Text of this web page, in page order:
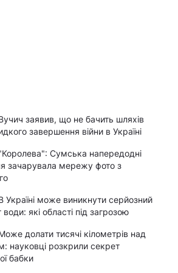
заявив, що не бачить шляхів
завершення війни в Україні
Сумська напередодні
зачарувала мережу фото з
Україні може виникнути серйозний
води: які області під загрозою
долати тисячі кілометрів над
науковці розкрили секрет
бабки